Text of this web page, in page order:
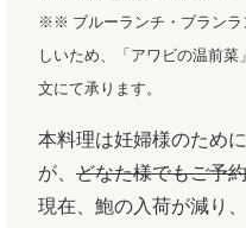
※※ ブルーランチ・ブランラ
しいため、「アワビの温前
文にて承ります。
本料理は妊婦様のため
が、 どなた様でもご予
現在、鮑の入荷が減り